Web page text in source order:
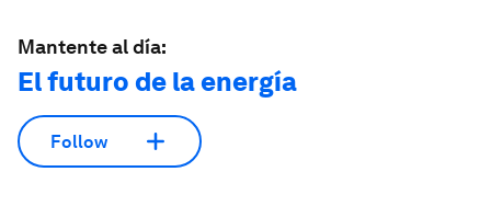
Mantente al día:
El futuro de la energía
Follow